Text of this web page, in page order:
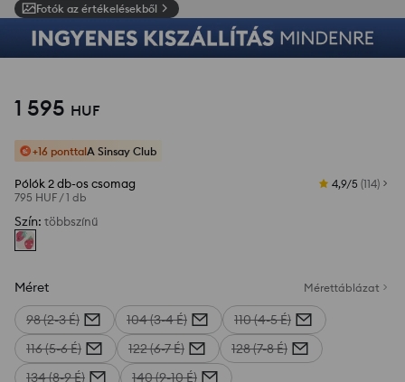
Fotók az értékelésekből
1 / 13
1 595 HUF
+16 ponttalA Sinsay Club
Pólók 2 db-os csomag
795 HUF /1 db
4,9/5 (114)
Szín: többszínű
Méret Mérettáblázat
98 (2-3 É) 104 (3-4 É)
110 (4-5 É)
116 (5-6 É)
122 (6-7 É)
128 (7-8 É)
134 (8-9 É)
140 (9-10 É)